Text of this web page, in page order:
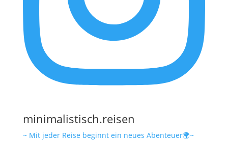
minimalistisch.reisen
~ Mit jeder Reise beginnt ein neues Abenteuer🌍~